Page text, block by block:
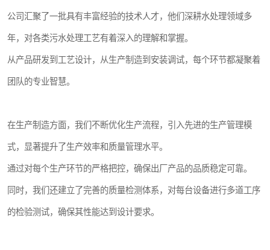
公司汇聚了一批具有丰富经验的技术人才，他们深耕水处理领域多
年，对各类污水处理工艺有着深入的理解和掌握。
从产品研发到工艺设计，从生产制造到安装调试，每个环节都凝聚着
团队的专业智慧。
在生产制造方面，我们不断优化生产流程，引入先进的生产管理模
式，显著提升了生产效率和质量管理水平。
通过对每个生产环节的严格把控，确保出厂产品的品质稳定可靠。
同时，我们还建立了完善的质量检测体系，对每台设备进行多道工序
的检验测试，确保其性能达到设计要求。